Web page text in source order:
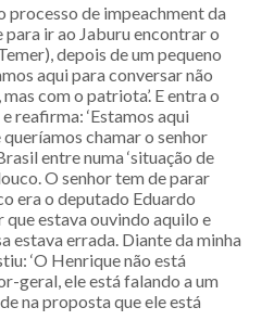
processo de impeachment da
ir ao Jaburu encontrar o
depois de um pequeno
aqui para conversar não
com o patriota’. E entra o
reafirma: ‘Estamos aqui
chamar o senhor
entre numa ‘situação de
O senhor tem de parar
era o deputado Eduardo
que estava ouvindo aquilo e
estava errada. Diante da minha
‘O Henrique não está
geral, ele está falando a um
na proposta que ele está